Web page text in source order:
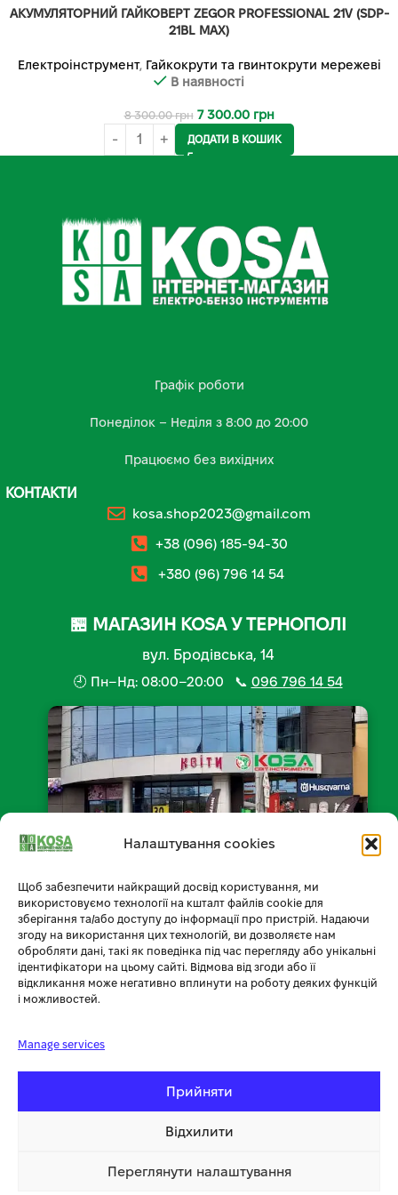
Налаштування cookies
Щоб забезпечити найкращий досвід користування, ми
використовуємо технології на кшталт файлів cookie для
зберігання та/або доступу до інформації про пристрій. Надаючи
згоду на використання цих технологій, ви дозволяєте нам
обробляти дані, такі як поведінка під час перегляду або унікальні
ідентифікатори на цьому сайті. Відмова від згоди або її
відкликання може негативно вплинути на роботу деяких функцій
і можливостей.
Manage services
Прийняти
Відхилити
Переглянути налаштування
АКУМУЛЯТОРНИЙ ГАЙКОВЕРТ ZEGOR PROFESSIONAL 21V (SDP-
21BL MAX)
Електроінструмент, Гайкокрути та гвинтокрути мережеві
В наявності
8 300.00грн 7 300.00 грн
ДОДАТИ В КОШИК
Графік роботи
Понеділок – Неділя з 8:00 до 20:00
Працюємо без вихідних
КОНТАКТИ
kosa.shop2023@gmail.com
+38 (096) 185-94-30
+380 (96) 796 14 54
🏪 МАГАЗИН KOSA У ТЕРНОПОЛІ
вул. Бродівська, 14
🕘 Пн–Нд: 08:00–20:00 📞 096 796 14 54
📍 Відкрити на мапі
Умови доставки
Повернення товару
Публічний договір